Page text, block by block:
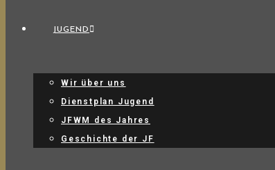
JUGEND
Wir über uns
Dienstplan Jugend
JFWM des Jahres
Geschichte der JF